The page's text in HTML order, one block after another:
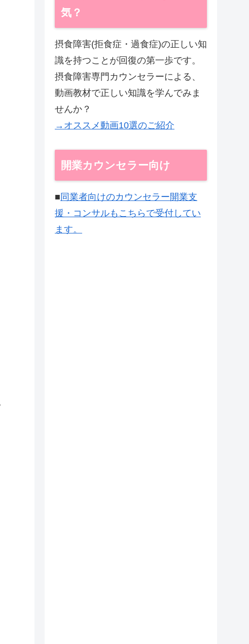
気？
摂食障害(拒食症・過食症)の正しい知
識を持つことが回復の第一歩です。
摂食障害専門カウンセラーによる、
動画教材で正しい知識を学んでみま
せんか？
→オススメ動画10選のご紹介
開業カウンセラー向け
■ 同業者向けのカウンセラー開業支
援・コンサルもこちらで受付してい
ます。